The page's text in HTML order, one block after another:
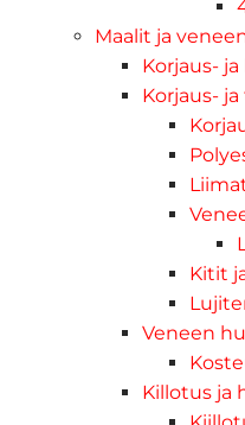
Maalit ja
Korjaus-
Korjaus-
Kitit
Veneen
Killotus ja